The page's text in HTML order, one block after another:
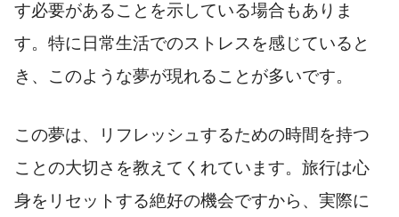
す必要があることを示している場合もありま
す。特に日常生活でのストレスを感じていると
き、このような夢が現れることが多いです。
この夢は、リフレッシュするための時間を持つ
ことの大切さを教えてくれています。旅行は心
身をリセットする絶好の機会ですから、実際に